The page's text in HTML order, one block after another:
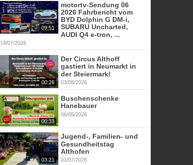
09:51
motortv-Sendung 06
2026 Fahrbericht vom
BYD Dolphin G DM-i,
SUBARU Uncharted,
AUDI Q4 e-tron, ...
14/07/2026
00:26
Der Circus Althoff
gastiert in Neumarkt in
der Steiermark!
03/08/2026
00:33
Buschenschenke
Hanebauer
06/05/2026
03:21
Jugend-, Familien- und
Gesundheitstag
Althofen
01/07/2026